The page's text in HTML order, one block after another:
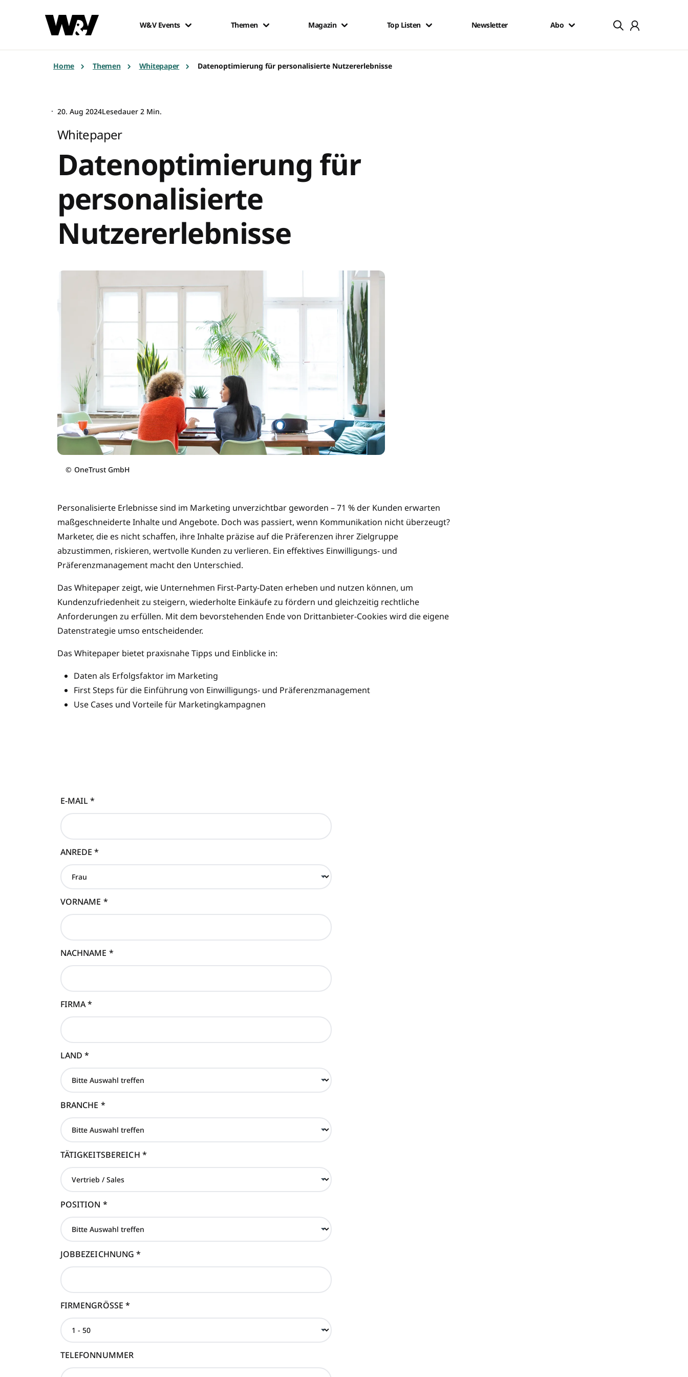
W&V Events Themen Magazin Top Listen Newsletter Abo
Home Themen Whitepaper Datenoptimierung für personalisierte Nutzererlebnisse
20. Aug 2024Lesedauer 2 Min.
Whitepaper
Datenoptimierung für
personalisierte
Nutzererlebnisse
© OneTrust GmbH
Personalisierte Erlebnisse sind im Marketing unverzichtbar geworden – 71 % der Kunden erwarten
maßgeschneiderte Inhalte und Angebote. Doch was passiert, wenn Kommunikation nicht überzeugt?
Marketer, die es nicht schaffen, ihre Inhalte präzise auf die Präferenzen ihrer Zielgruppe
abzustimmen, riskieren, wertvolle Kunden zu verlieren. Ein effektives Einwilligungs- und
Präferenzmanagement macht den Unterschied.
Das Whitepaper zeigt, wie Unternehmen First-Party-Daten erheben und nutzen können, um
Kundenzufriedenheit zu steigern, wiederholte Einkäufe zu fördern und gleichzeitig rechtliche
Anforderungen zu erfüllen. Mit dem bevorstehenden Ende von Drittanbieter-Cookies wird die eigene
Datenstrategie umso entscheidender.
Das Whitepaper bietet praxisnahe Tipps und Einblicke in:
Daten als Erfolgsfaktor im Marketing
First Steps für die Einführung von Einwilligungs- und Präferenzmanagement
Use Cases und Vorteile für Marketingkampagnen
E-MAIL*
ANREDE*
VORNAME *
NACHNAME *
FIRMA*
LAND*
BRANCHE *
TÄTIGKEITSBEREICH *
POSITION *
JOBBEZEICHNUNG*
FIRMENGRÖSSE *
TELEFONNUMMER